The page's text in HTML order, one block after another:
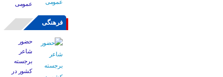
عمومی
فرهنگی
حضور
شاعر
برجسته
کشور در